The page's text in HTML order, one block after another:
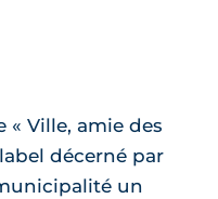
« Ville, amie des
décerné par
un